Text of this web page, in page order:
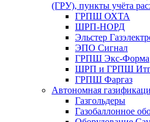
(ГРУ), пункты учёта
ГРПШ ОХТА
ШРП-НОРД
Эльстер
ЭПО Сигнал
ГРПШ Экс-Форма
ШРП и ГРПШ
ГРПШ Фаргаз
Автономная
Газгольдеры
Газобаллонное